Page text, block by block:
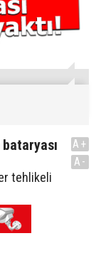
tehlikeli
A+
A-